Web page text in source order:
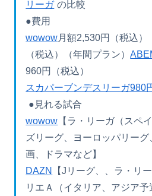
リーガ の比較
●費用
wowow月額2,530円（税込）
（税込）（年間プラン）
960円（税込）
スカパーブンデスリーガ980
●見れる試合
wowow 【ラ・リーガ（スペ
ズリーグ、ヨーロッパリー
画、ドラマなど】
DAZN
【Jリーグ、、ラ・リ
リエＡ（イタリア、アジア予